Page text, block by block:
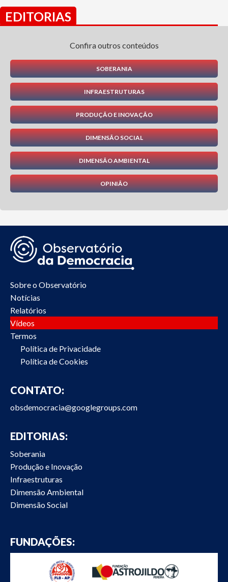
EDITORIAS
Confira outros conteúdos
SOBERANIA
INFRAESTRUTURAS
PRODUÇÃO E INOVAÇÃO
DIMENSÃO SOCIAL
DIMENSÃO AMBIENTAL
OPINIÃO
Sobre o Observatório
Notícias
Relatórios
Vídeos
Termos
Política de Privacidade
Política de Cookies
CONTATO:
obsdemocracia@googlegroups.com
EDITORIAS:
Soberania
Produção e Inovação
Infraestruturas
Dimensão Ambiental
Dimensão Social
FUNDAÇÕES: